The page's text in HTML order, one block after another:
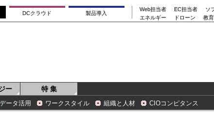
DCクラウド 製品導入
Web担当者 EC担当者
ソ
エネルギー
ドローン 教
ー 特 集
データ活用 ワークスタイル 組織と人材 CIOコンピタンス